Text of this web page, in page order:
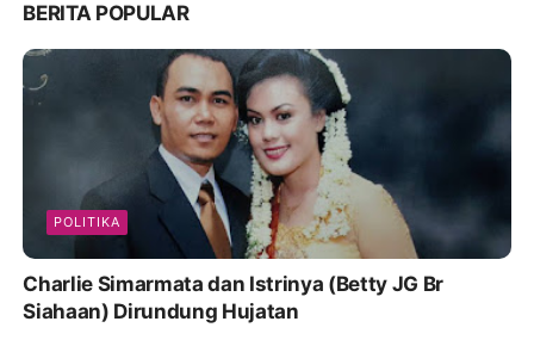
BERITA POPULAR
POLITIKA
Charlie Simarmata dan Istrinya (Betty JG Br
Siahaan) Dirundung Hujatan